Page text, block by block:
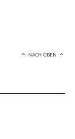
NACH OBEN